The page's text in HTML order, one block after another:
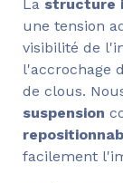
La structure
une tension
visibilité de
l'accrochage
de clous.
suspension
facilement